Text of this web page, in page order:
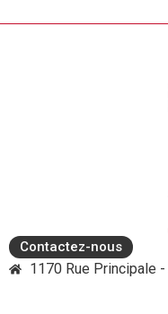
Contactez-nous
1170 Rue Principale